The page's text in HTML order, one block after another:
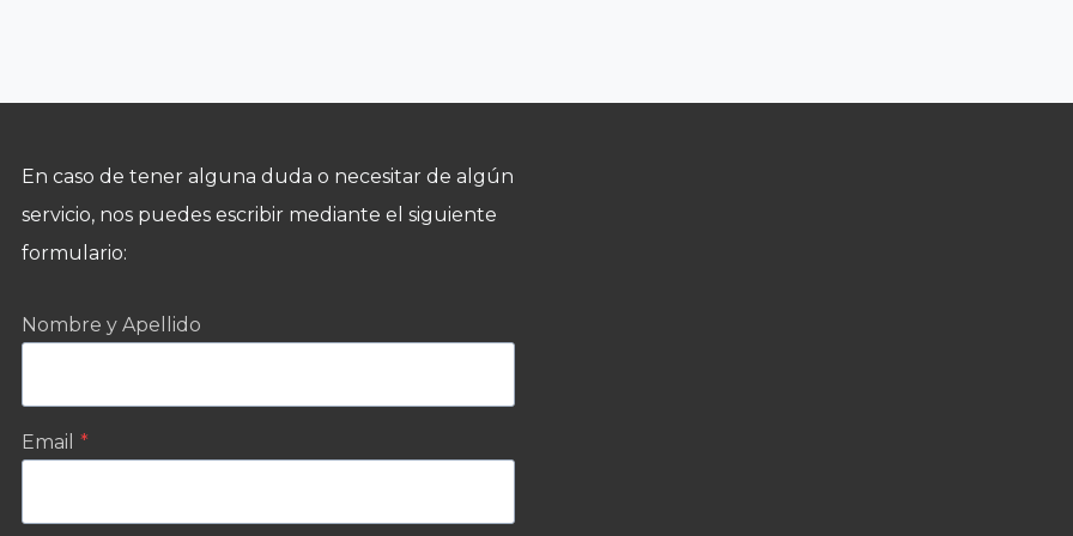
En caso de tener alguna duda o necesitar de algún
servicio, nos puedes escribir mediante el siguiente
formulario:
Nombre y Apellido
Email *